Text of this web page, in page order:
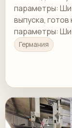
параметры:
выпуска,
параметры:
полотна: Макс.
Германия